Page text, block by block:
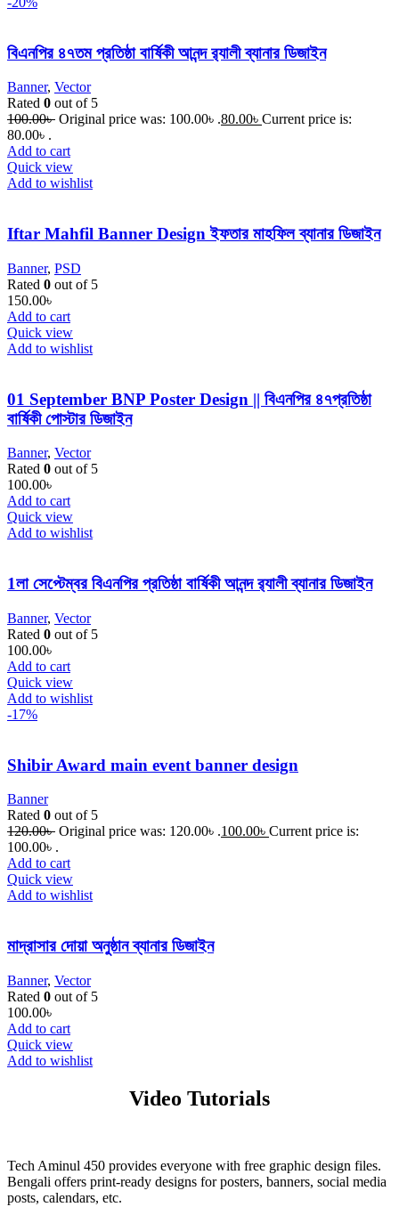
বিএনপির ৪৭তম প্রতিষ্ঠা বার্ষিকী আনন্দ র‌্যালী ব্যানার ডিজাইন
Banner, Vector
Rated 0 out of 5
100.00৳ Original price was: 100.00৳ .80.00৳ Current price is:
80.00৳ .
Add to cart
Quick view
Add to wishlist
Iftar Mahfil Banner Design ইফতার মাহফিল ব্যানার ডিজাইন
Banner, PSD
Rated 0 out of 5
150.00৳
Add to cart
Quick view
Add to wishlist
01 September BNP Poster Design || বিএনপির ৪৭প্রতিষ্ঠা
বার্ষিকী পোস্টার ডিজাইন
Banner, Vector
Rated 0 out of 5
100.00৳
Add to cart
Quick view
Add to wishlist
1লা সেপ্টেম্বর বিএনপির প্রতিষ্ঠা বার্ষিকী আনন্দ র‌্যালী ব্যানার ডিজাইন
Banner, Vector
Rated 0 out of 5
100.00৳
Add to cart
Quick view
Add to wishlist
-17%
Shibir Award main event banner design
Banner
Rated 0 out of 5
120.00৳ Original price was: 120.00৳ .100.00৳ Current price is:
100.00৳ .
Add to cart
Quick view
Add to wishlist
মাদ্রাসার দোয়া অনুষ্ঠান ব্যানার ডিজাইন
Banner, Vector
Rated 0 out of 5
100.00৳
Add to cart
Quick view
Add to wishlist
Video Tutorials
Tech Aminul 450 provides everyone with free graphic design files.
Bengali offers print-ready designs for posters, banners, social media
posts, calendars, etc.